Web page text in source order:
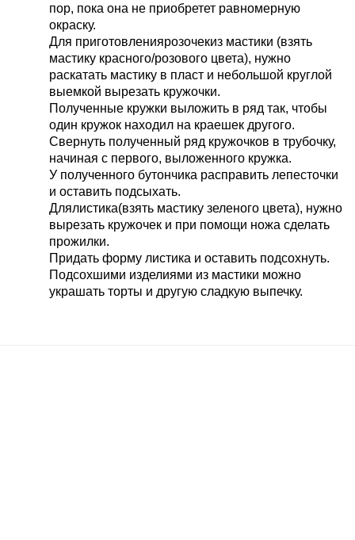
пор, пока она не приобретет равномерную
окраску.
Для приготовлениярозочекиз мастики (взять
мастику красного/розового цвета), нужно
раскатать мастику в пласт и небольшой круглой
выемкой вырезать кружочки.
Полученные кружки выложить в ряд так, чтобы
один кружок находил на краешек другого.
Свернуть полученный ряд кружочков в трубочку,
начиная с первого, выложенного кружка.
У полученного бутончика расправить лепесточки
и оставить подсыхать.
Длялистика(взять мастику зеленого цвета), нужно
вырезать кружочек и при помощи ножа сделать
прожилки.
Придать форму листика и оставить подсохнуть.
Подсохшими изделиями из мастики можно
украшать торты и другую сладкую выпечку.